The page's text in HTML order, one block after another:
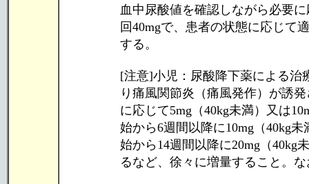
血中尿酸値を確認しながら必要
回40mgで、患者の状態に応じて
する。
[注意]小児：尿酸降下薬による治
り痛風関節炎（痛風発作）が誘
に応じて5mg（40kg未満）又は
始から6週間以降に10mg（40kg
始から14週間以降に20mg（40kg
るなど、徐々に増量すること。